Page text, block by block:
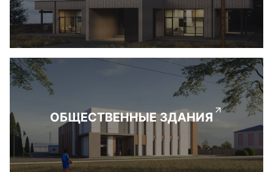
ОБЩЕСТВЕННЫЕ ЗДАНИЯ